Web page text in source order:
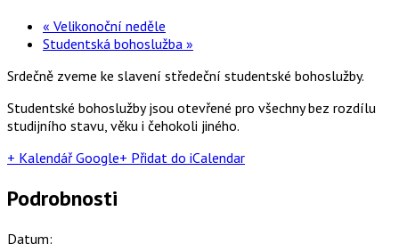
« Velikonoční neděle
Studentská bohoslužba »
Srdečně zveme ke slavení středeční studentské bohoslužby.
Studentské bohoslužby jsou otevřené pro všechny bez rozdílu
studijního stavu, věku i čehokoli jiného.
+ Kalendář Google+ Přidat do iCalendar
Podrobnosti
Datum: